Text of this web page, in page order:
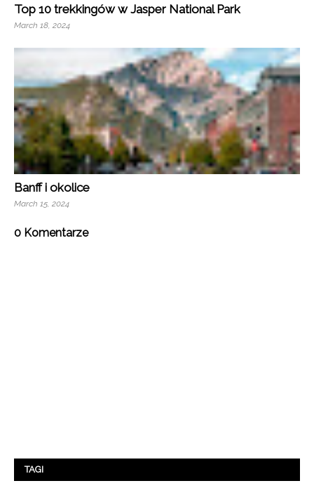
Top 10 trekkingów w Jasper National Park
March 18, 2024
Banff i okolice
March 15, 2024
0 Komentarze
TAGI